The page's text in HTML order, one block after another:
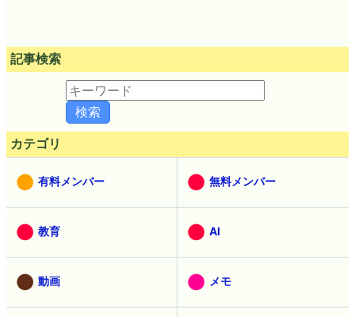
記事検索
カテゴリ
有料メンバー 無料メンバー
教育 AI
動画 メモ